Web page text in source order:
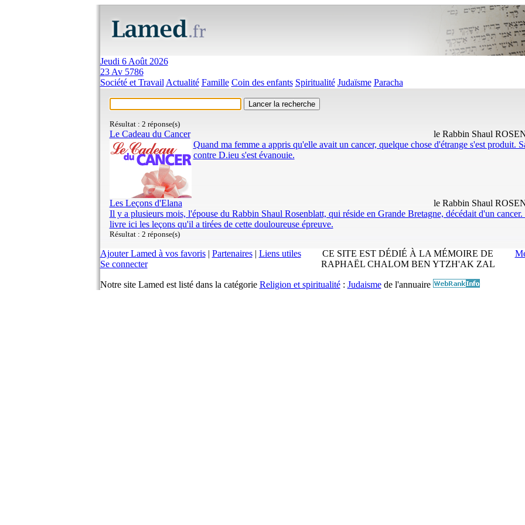
Jeudi 6 Août 2026
23 Av 5786
Société et Travail Actualité Famille Coin des enfants Spiritualité Judaïsme Paracha
Résultat : 2 réponse(s)
Le Cadeau du Cancer
le Rabbin Shaul
Quand ma femme a appris qu'elle avait un cancer, quelque chose d'étrange s'est produit.
contre D.ieu s'est évanouie.
Les Leçons d'Elana
le Rabbin Shaul
Il y a plusieurs mois, l'épouse du Rabbin Shaul Rosenblatt, qui réside en Grande Bretagne, décédait d'un
livre ici les leçons qu'il a tirées de cette douloureuse épreuve.
Résultat : 2 réponse(s)
Ajouter Lamed à vos favoris| Partenaires| Liens utiles
Se connecter
CE SITE EST DÉDIÉ À LA MÉMOIRE DE
RAPHAËL CHALOM BEN YTZH'AK ZAL
Notre site Lamed est listé dans la catégorie Religion et spiritualité: Judaismede l'annuaire